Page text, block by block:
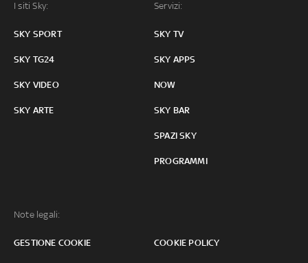
I siti Sky:
SKY SPORT
SKY TG24
SKY VIDEO
SKY ARTE
Servizi:
SKY TV
SKY APPS
NOW
SKY BAR
SPAZI SKY
PROGRAMMI
Note legali:
GESTIONE COOKIE COOKIE POLICY